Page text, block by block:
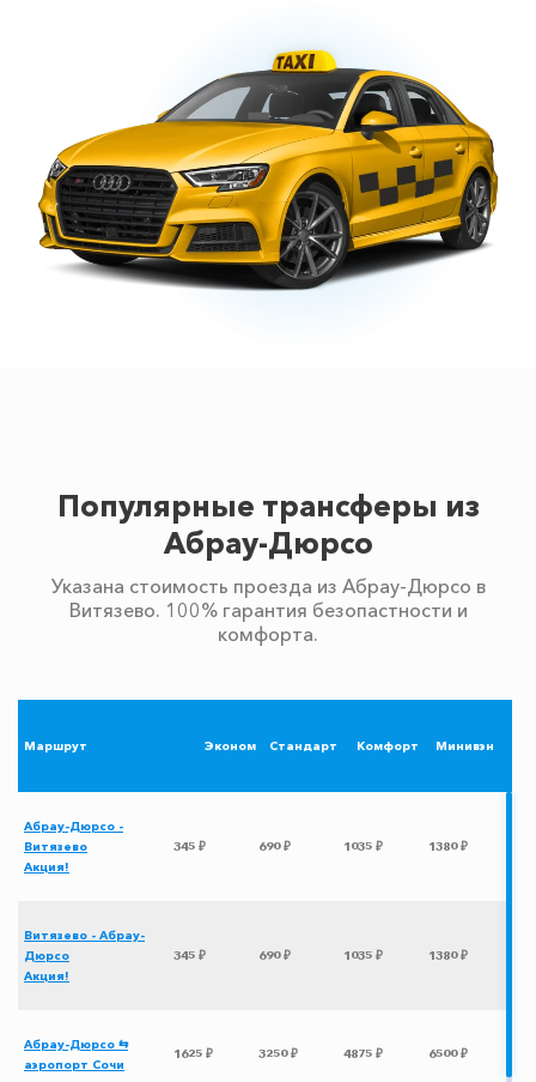
Популярные трансферы из
Абрау-Дюрсо
Указана стоимость проезда из Абрау-Дюрсо в
Витязево. 100% гарантия безопастности и
комфорта.
Маршрут Эконом Стандарт Комфорт Минивэн
Абрау-Дюрсо -
Витязево
Акция!
345 ₽ 690 ₽ 1035 ₽ 1380 ₽
Витязево - Абрау-
Дюрсо
Акция!
345 ₽ 690 ₽ 1035 ₽ 1380 ₽
Абрау-Дюрсо ⇆
аэропорт Сочи
1625 ₽ 3250 ₽ 4875 ₽ 6500 ₽